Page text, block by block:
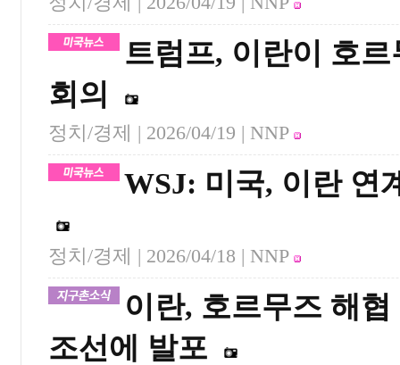
트럼프, 이란이 호
회의
정치/경제 | 2026/04/19 | NNP
WSJ: 미국, 이란 연
정치/경제 | 2026/04/18 | NNP
이란, 호르무즈 해
조선에 발포